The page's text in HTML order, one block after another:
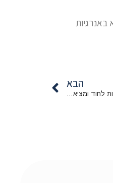
הבא
הצהרות לחוד ומציאות לחוד